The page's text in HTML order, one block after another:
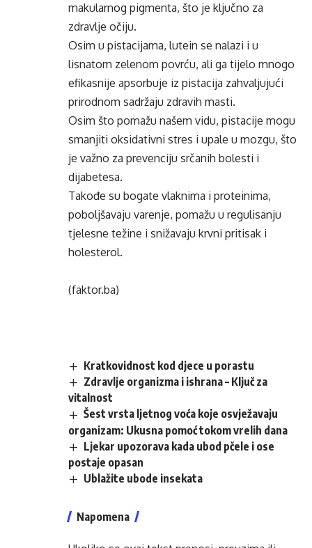
makularnog pigmenta, što je ključno za
zdravlje očiju.
Osim u pistacijama, lutein se nalazi i u
lisnatom zelenom povrću, ali ga tijelo mnogo
efikasnije apsorbuje iz pistacija zahvaljujući
prirodnom sadržaju zdravih masti.
Osim što pomažu našem vidu, pistacije mogu
smanjiti oksidativni stres i upale u mozgu, što
je važno za prevenciju srčanih bolesti i
dijabetesa.
Takođe su bogate vlaknima i proteinima,
poboljšavaju varenje, pomažu u regulisanju
tjelesne težine i snižavaju krvni pritisak i
holesterol.
(faktor.ba)
Kratkovidnost kod djece u porastu
Zdravlje organizma i ishrana – Ključ za
vitalnost
Šest vrsta ljetnog voća koje osvježavaju
organizam: Ukusna pomoć tokom vrelih dana
Ljekar upozorava kada ubod pčele i ose
postaje opasan
Ublažite ubode insekata
Napomena